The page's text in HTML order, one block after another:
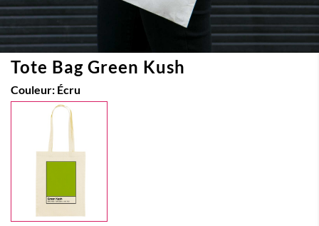
Tote Bag Green Kush
Couleur: Écru